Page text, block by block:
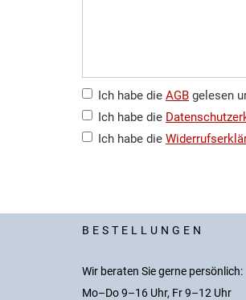
Ich habe die AGB gelesen
Ich habe die
Ich habe die
BESTELLUNGEN
Wir beraten Sie gerne persönlich:
Mo–Do 9–16 Uhr, Fr 9–12 Uhr